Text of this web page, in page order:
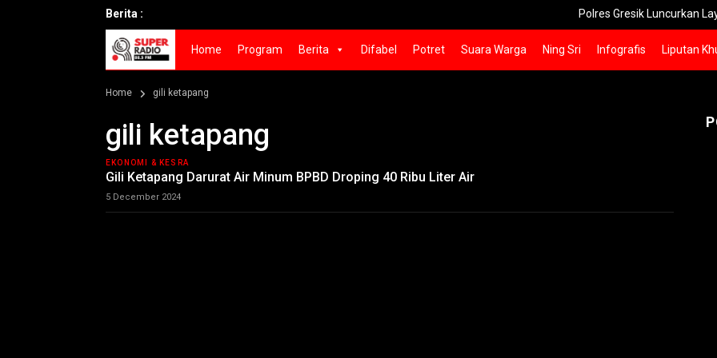
Berita : Polres Gresik Luncurkan Layanan
Home Program Berita Difabel Potret Suara Warga Ning Sri Infografis Liputan
Home gili ketapang
gili ketapang
EKONOMI & KESRA
Gili Ketapang Darurat Air Minum BPBD Droping 40 Ribu Liter Air
5 December 2024